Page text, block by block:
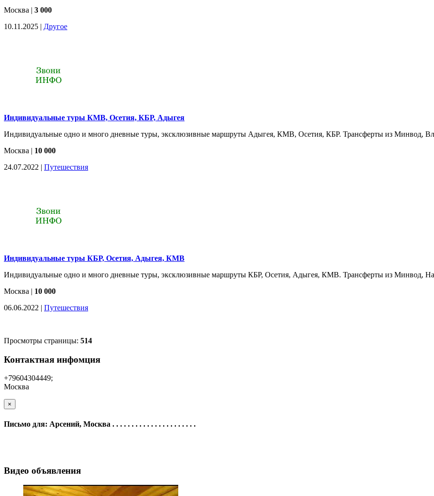
Москва | 3 000
10.11.2025 | Другое
Индивидуальные туры КМВ, Осетия, КБР, Адыгея
Индивидуальные одно и много дневные туры, эксклюзивные маршруты Адыгея, КМВ, Осетия, КБР. Трансферты из Минвод,
Москва | 10 000
24.07.2022 | Путешествия
Индивидуальные туры КБР, Осетия, Адыгея, КМВ
Индивидуальные одно и много дневные туры, эксклюзивные маршруты КБР, Осетия, Адыгея, КМВ. Трансферты из Минвод,
Москва | 10 000
06.06.2022 | Путешествия
Просмотры страницы: 514
Контактная инфомция
+79604304449;
Москва
×
Письмо для: Арсений, Москва . . . . . . . . . . . . . . . . . . . . . .
Видео объявления